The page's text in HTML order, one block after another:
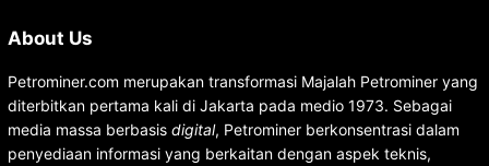
About Us
Petrominer.com merupakan transformasi Majalah Petrominer yang
diterbitkan pertama kali di Jakarta pada medio 1973. Sebagai
media massa berbasis digital, Petrominer berkonsentrasi dalam
penyediaan informasi yang berkaitan dengan aspek teknis,